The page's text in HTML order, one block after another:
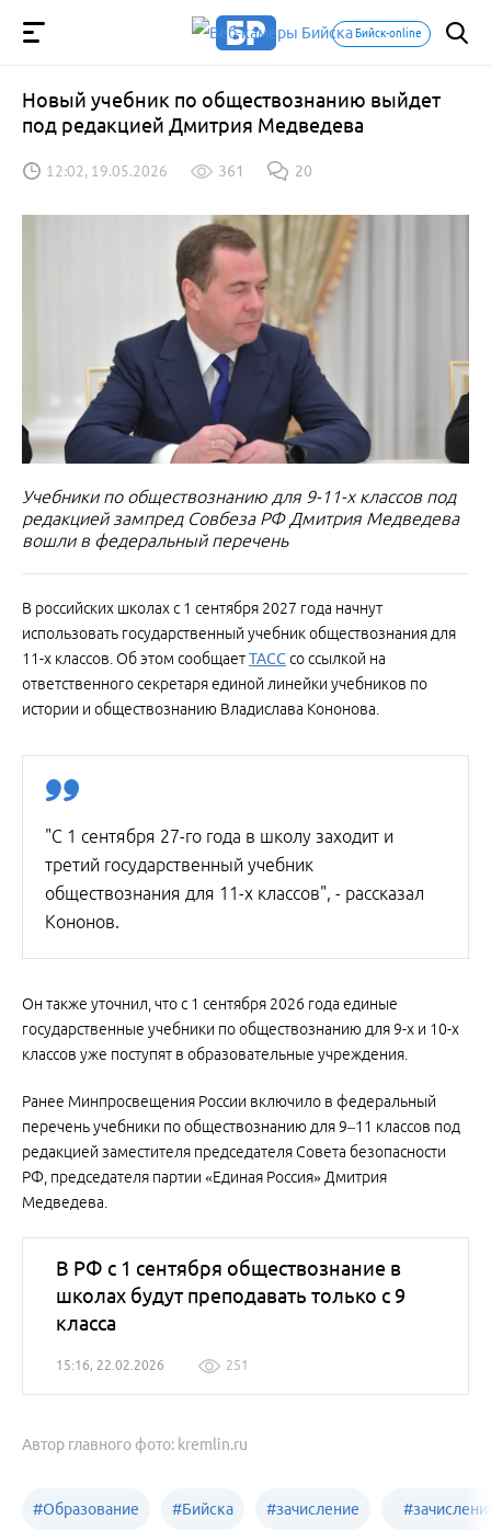
Бийск-online
Новый учебник по обществознанию выйдет
под редакцией Дмитрия Медведева
12:02, 19.05.2026 361 20
Учебники по обществознанию для 9-11-х классов под
редакцией зампред Совбеза РФ Дмитрия Медведева
вошли в федеральный перечень
В российских школах с 1 сентября 2027 года начнут
использовать государственный учебник обществознания для
11-х классов. Об этом сообщаетТАССсо ссылкой на
ответственного секретаря единой линейки учебников по
истории и обществознанию Владислава Кононова.
"С 1 сентября 27-го года в школу заходит и
третий государственный учебник
обществознания для 11-х классов", - рассказал
Кононов.
Он также уточнил, что с 1 сентября 2026 года единые
государственные учебники по обществознанию для 9-х и 10-х
классов уже поступят в образовательные учреждения.
Ранее Минпросвещения России включило в федеральный
перечень учебники по обществознанию для 9–11 классов под
редакцией заместителя председателя Совета безопасности
РФ, председателя партии «Единая Россия» Дмитрия
Медведева.
В РФ с 1 сентября обществознание в
школах будут преподавать только с 9
класса
15:16, 22.02.2026 251
Автор главного фото: kremlin.ru
#Образование #Бийска #зачисление #